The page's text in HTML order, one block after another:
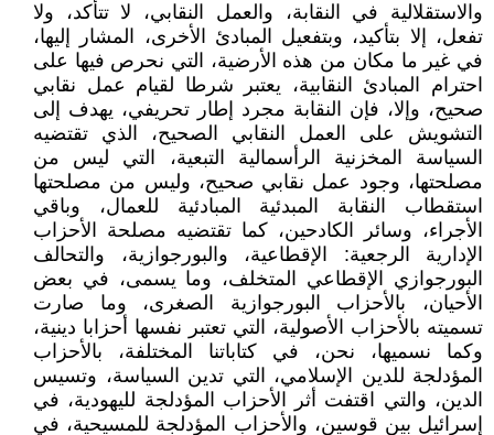
والاستقلالية في النقابة، والعمل النقابي، لا تتأكد، ولا
تفعل، إلا بتأكيد، وبتفعيل المبادئ الأخرى، المشار إليها،
في غير ما مكان من هذه الأرضية، التي نحرص فيها على
احترام المبادئ النقابية، يعتبر شرطا لقيام عمل نقابي
صحيح، وإلا، فإن النقابة مجرد إطار تحريفي، يهدف إلى
التشويش على العمل النقابي الصحيح، الذي تقتضيه
السياسة المخزنية الرأسمالية التبعية، التي ليس من
مصلحتها، وجود عمل نقابي صحيح، وليس من مصلحتها
استقطاب النقابة المبدئية المبادئية للعمال، وباقي
الأجراء، وسائر الكادحين، كما تقتضيه مصلحة الأحزاب
الإدارية الرجعية: الإقطاعية، والبورجوازية، والتحالف
البورجوازي الإقطاعي المتخلف، وما يسمى، في بعض
الأحيان، بالأحزاب البورجوازية الصغرى، وما صارت
تسميته بالأحزاب الأصولية، التي تعتبر نفسها أحزابا دينية،
وكما نسميها، نحن، في كتاباتنا المختلفة، بالأحزاب
المؤدلجة للدين الإسلامي، التي تدين السياسة، وتسيس
الدين، والتي اقتفت أثر الأحزاب المؤدلجة لليهودية، في
إسرائيل بين قوسين، والأحزاب المؤدلجة للمسيحية، في